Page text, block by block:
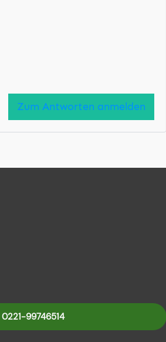
Zum Antworten anmelden
0221-99746514